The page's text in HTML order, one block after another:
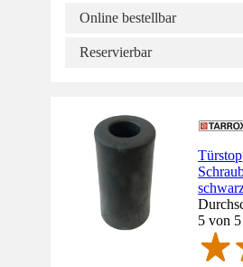
Online bestellbar
Reservierbar
5 von